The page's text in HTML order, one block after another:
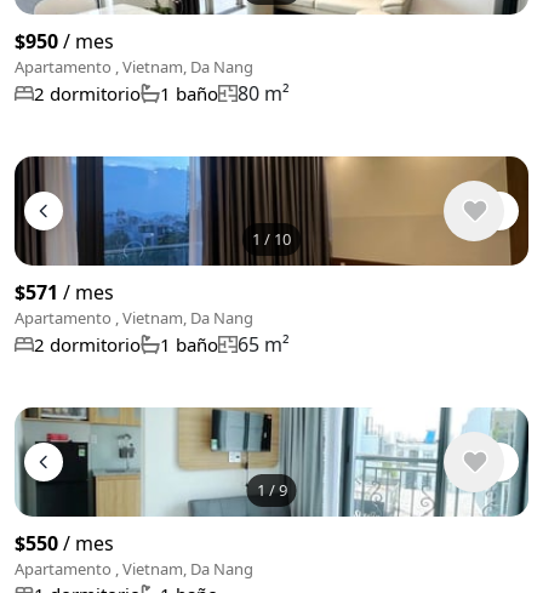
$950/ mes
Apartamento , Vietnam, Da Nang
2 dormitorio 1 baño 80 m²
1 / 10
$571 / mes
Apartamento , Vietnam, Da Nang
2 dormitorio 1 baño 65 m²
1/9
$550/ mes
Apartamento , Vietnam, Da Nang